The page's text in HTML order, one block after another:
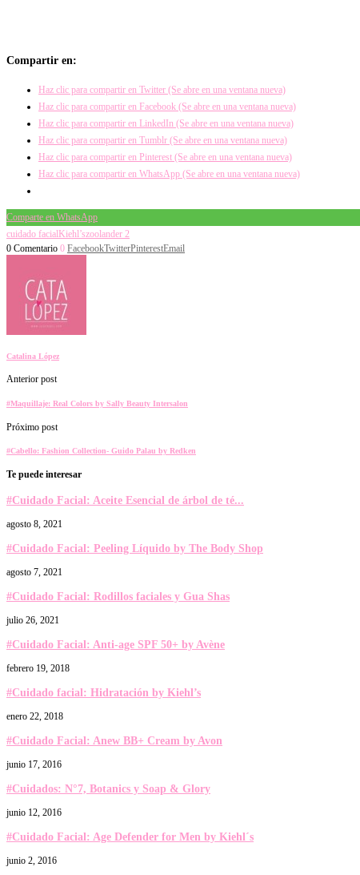
Compartir en:
Haz clic para compartir en Twitter (Se abre en una ventana nueva)
Haz clic para compartir en Facebook (Se abre en una ventana nueva)
Haz clic para compartir en LinkedIn (Se abre en una ventana nueva)
Haz clic para compartir en Tumblr (Se abre en una ventana nueva)
Haz clic para compartir en Pinterest (Se abre en una ventana nueva)
Haz clic para compartir en WhatsApp (Se abre en una ventana nueva)
Comparte en WhatsApp
cuidado facialKiehl’szoolander 2
0 Comentario 0 FacebookTwitterPinterestEmail
Catalina López
Anterior post
#Maquillaje: Real Colors by Sally Beauty Intersalon
Próximo post
#Cabello: Fashion Collection- Guido Palau by Redken
Te puede interesar
#Cuidado Facial: Aceite Esencial de árbol de té...
agosto 8, 2021
#Cuidado Facial: Peeling Líquido by The Body Shop
agosto 7, 2021
#Cuidado Facial: Rodillos faciales y Gua Shas
julio 26, 2021
#Cuidado Facial: Anti-age SPF 50+ by Avène
febrero 19, 2018
#Cuidado facial: Hidratación by Kiehl’s
enero 22, 2018
#Cuidado Facial: Anew BB+ Cream by Avon
junio 17, 2016
#Cuidados: N°7, Botanics y Soap & Glory
junio 12, 2016
#Cuidado Facial: Age Defender for Men by Kiehl´s
junio 2, 2016